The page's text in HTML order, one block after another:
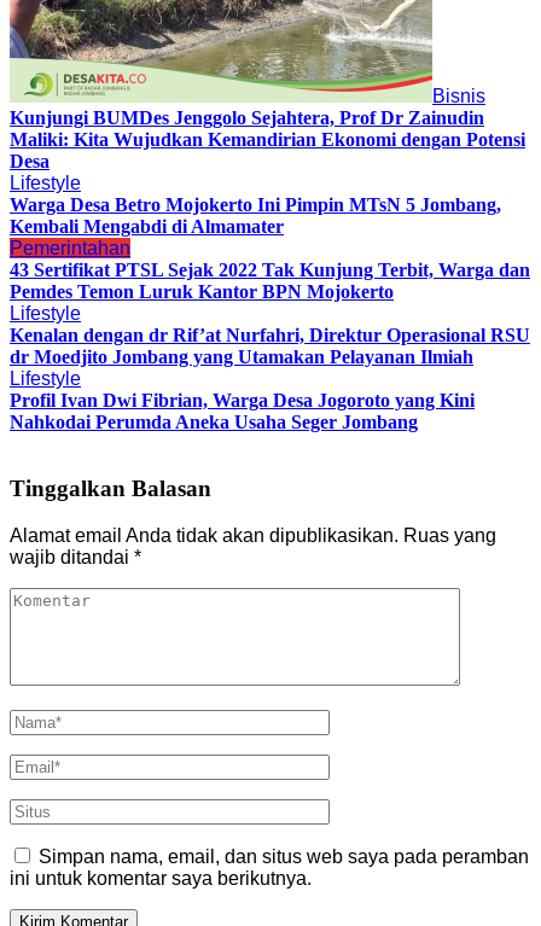
Bisnis
Kunjungi BUMDes Jenggolo Sejahtera, Prof Dr Zainudin
Maliki: Kita Wujudkan Kemandirian Ekonomi dengan Potensi
Desa
Lifestyle
Warga Desa Betro Mojokerto Ini Pimpin MTsN 5 Jombang,
Kembali Mengabdi di Almamater
Pemerintahan
43 Sertifikat PTSL Sejak 2022 Tak Kunjung Terbit, Warga dan
Pemdes Temon Luruk Kantor BPN Mojokerto
Lifestyle
Kenalan dengan dr Rif’at Nurfahri, Direktur Operasional RSU
dr Moedjito Jombang yang Utamakan Pelayanan Ilmiah
Lifestyle
Profil Ivan Dwi Fibrian, Warga Desa Jogoroto yang Kini
Nahkodai Perumda Aneka Usaha Seger Jombang
Tinggalkan Balasan
Alamat email Anda tidak akan dipublikasikan. Ruas yang
wajib ditandai *
Simpan nama, email, dan situs web saya pada peramban
ini untuk komentar saya berikutnya.